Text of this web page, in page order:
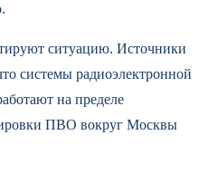
ситуацию. Источники
системы радиоэлектронной
на пределе
ПВО вокруг Москвы